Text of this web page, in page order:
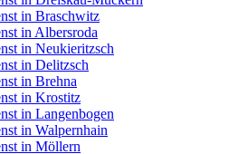
in Braschwitz
in Albersroda
in Neukieritzsch
in Delitzsch
in Brehna
in Krostitz
in Langenbogen
in Walpernhain
in Möllern